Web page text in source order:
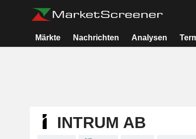
Märkte Nachrichten Analysen
INTRUM AB